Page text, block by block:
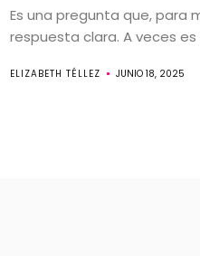
Es una pregunta que, para
respuesta clara. A veces es
ELIZABETH TÉLLEZ JUNIO 18, 2025